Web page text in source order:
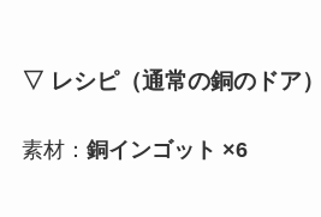
▽ レシピ（通常の銅のドア）
素材： 銅インゴット ×6